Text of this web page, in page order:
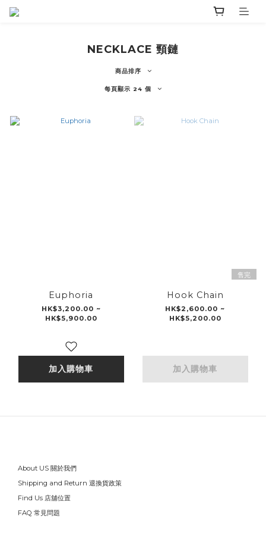
NECKLACE 頸鏈
商品排序
每頁顯示 24 個
Euphoria
HK$3,200.00 ~
HK$5,900.00
加入購物車
售完
Hook Chain
HK$2,600.00 ~
HK$5,200.00
加入購物車
About US 關於我們
Shipping and Return 退換貨政策
Find Us 店舖位置
FAQ 常見問題